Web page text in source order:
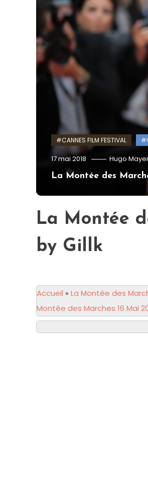
#CANNES FILM FESTIVAL
17 mai 2018
Hugo
La Montée des
La Montée
by Gillk
Accueil » La Montée des
Montée des Marches 16 Mai